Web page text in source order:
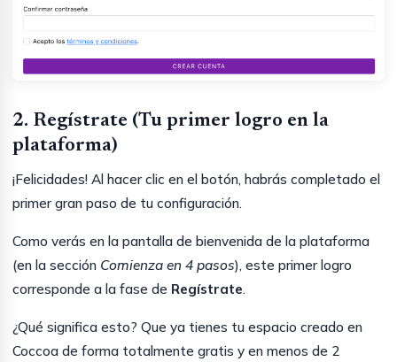
2. Regístrate (Tu primer logro en la
plataforma)
¡Felicidades! Al hacer clic en el botón, habrás completado el
primer gran paso de tu configuración.
Como verás en la pantalla de bienvenida de la plataforma
(en la sección Comienza en 4 pasos), este primer logro
corresponde a la fase de Regístrate.
¿Qué significa esto? Que ya tienes tu espacio creado en
Coccoa de forma totalmente gratis y en menos de 2